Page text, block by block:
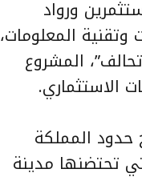
ورواد
المعلومات،
المشروع
الاستثماري.
حدود المملكة
نسخته الدولية الأولى “ليب الشرق 2026″، التي تحتضنها مدينة